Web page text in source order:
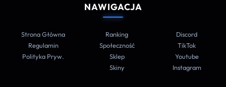
NAWIGACJA
Strona Główna
Regulamin
Polityka Pryw.
Ranking
Społeczność
Sklep
Skiny
Discord
TikTok
Youtube
Instagram